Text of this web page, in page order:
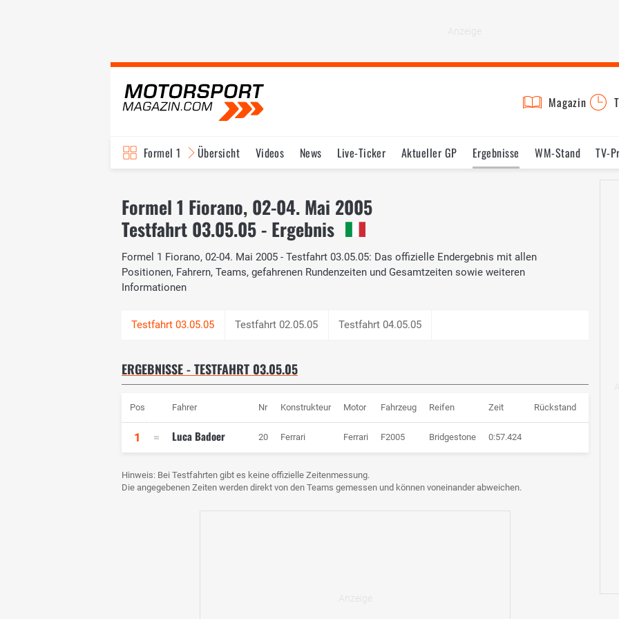
Magazin
Formel 1 Übersicht Videos News Live-Ticker Aktueller GP Ergebnisse WM-Stand
TV-
Formel 1 Fiorano, 02-04. Mai 2005
Testfahrt 03.05.05 - Ergebnis
Formel 1 Fiorano, 02-04. Mai 2005 - Testfahrt 03.05.05: Das offizielle Endergebnis mit allen
Positionen, Fahrern, Teams, gefahrenen Rundenzeiten und Gesamtzeiten sowie weiteren
Informationen
Testfahrt 02.05.05 Testfahrt 04.05.05
ERGEBNISSE - TESTFAHRT 03.05.05
Pos Fahrer Nr Konstrukteur Motor Fahrzeug Reifen Zeit Rückstand
1 Luca Badoer 20 Ferrari Ferrari F2005 Bridgestone 0:57.424
Hinweis: Bei Testfahrten gibt es keine offizielle Zeitenmessung.
Die angegebenen Zeiten werden direkt von den Teams gemessen und können voneinander abweichen.